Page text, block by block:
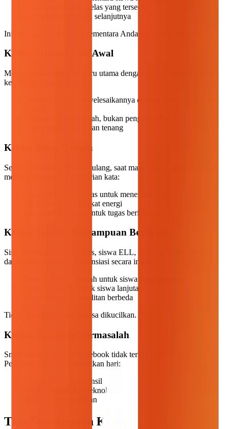
Nilai bahan-bahan kelas yang tersedia
Rencanakan langkah selanjutnya
Ini mencegah kekacauan sementara Anda menyusun Rencana B.
Ketika Selesai Lebih Awal
Menyelesaikan rencana guru utama dengan sisa 20 menit? Hindari
kekacauan "waktu bebas":
"Karena kalian menyelesaikannya dengan baik, ini teka-teki
Jadikan sebagai hadiah, bukan pengisi waktu
Siswa tetap terlibat dan tenang
Ketika Siswa Gelisah
Setelah istirahat, sebelum pulang, saat masa ujian—waktu transisi
memicu kekacauan. Pencarian kata:
Menyediakan aktivitas untuk menenangkan
Mengatur ulang tingkat energi
Menyiapkan siswa untuk tugas berikutnya
Ketika Tingkat Kemampuan Beragam
Siswa berkebutuhan khusus, siswa ELL, anak berbakat—semua
dalam satu ruangan. Diferensiasi secara instan:
Teka-teki lebih mudah untuk siswa yang kesulitan
Versi lebih sulit untuk siswa lanjutan
Aktivitas sama, kesulitan berbeda
Tidak ada siswa yang merasa dikucilkan.
Ketika Teknologi Bermasalah
Smartboard rusak? Chromebook tidak terisi? Internet mati?
Pencarian kata menyelamatkan hari:
Hanya kertas dan pensil
Tidak memerlukan teknologi
Selalu bisa diandalkan
Tips Manajemen Kelas